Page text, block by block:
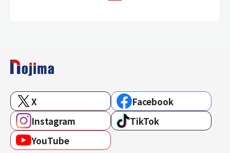
X
Facebook
Instagram
TikTok
YouTube